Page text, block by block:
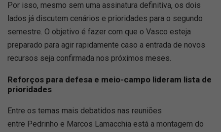
Por isso, mesmo sem uma assinatura definitiva, os dois
lados já discutem cenários e prioridades para o segundo
semestre. O objetivo é fazer com que o Vasco esteja
preparado para agir rapidamente caso a entrada de novos
recursos seja confirmada nos próximos meses.
Reforços para defesa e meio-campo lideram lista de
prioridades
Entre os temas mais debatidos nas reuniões
entre Pedrinho e Marcos Lamacchia está a montagem do